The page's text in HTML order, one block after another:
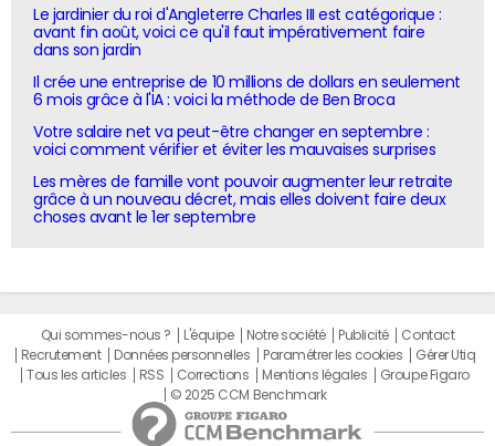
Le jardinier du roi d'Angleterre Charles III est catégorique :
avant fin août, voici ce qu'il faut impérativement faire
dans son jardin
Il crée une entreprise de 10 millions de dollars en seulement
6 mois grâce à l'IA : voici la méthode de Ben Broca
Votre salaire net va peut-être changer en septembre :
voici comment vérifier et éviter les mauvaises surprises
Les mères de famille vont pouvoir augmenter leur retraite
grâce à un nouveau décret, mais elles doivent faire deux
choses avant le 1er septembre
Qui sommes-nous ? L'équipe Notre société Publicité
Contact
Recrutement
Données personnelles Paramétrer les cookies
Gérer Utiq
Tous les articles
RSS Corrections Mentions légales
Groupe Figaro
© 2025 CCM Benchmark